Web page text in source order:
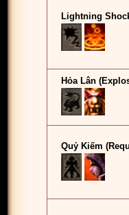
Lightning
Hỏa Lân
Quỷ Kiếm